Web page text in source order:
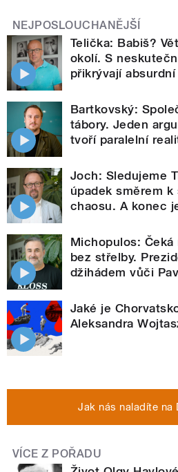
NEJPOSLOUCHANĚJŠÍ
Telička: Babiš?
okolí. S
přikrývají
Bartkovský:
tábory. Jeden
tvoří paralelní
Joch: Sledujeme
úpadek směrem
chaosu. A konec
Michopulos: Čeká
bez střelby.
džihádem vůči
Jaké je
Aleksandra
Jak nás naladíte na
VÍCE Z POŘADU